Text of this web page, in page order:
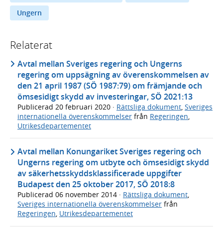
Ungern
Relaterat
Avtal mellan Sveriges regering och Ungerns
regering om uppsägning av överenskommelsen av
den 21 april 1987 (SÖ 1987:79) om främjande och
ömsesidigt skydd av investeringar, SÖ 2021:13
Publicerad 20 februari 2020 · Rättsliga dokument Sveriges
internationella överenskommelser från Regeringen
Utrikesdepartementet
Avtal mellan Konungariket Sveriges regering och
Ungerns regering om utbyte och ömsesidigt skydd
av säkerhetsskyddsklassificerade uppgifter
Budapest den 25 oktober 2017, SÖ 2018:8
Publicerad 06 november 2014 · Rättsliga dokument,
Sveriges internationella överenskommelser från
Regeringen, Utrikesdepartementet